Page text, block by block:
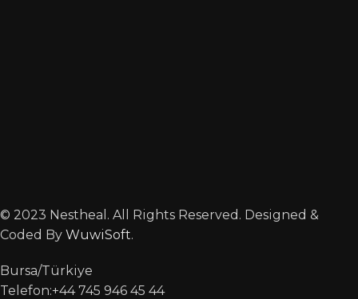
© 2023 Nestheal. All Rights Reserved. Designed &
Coded By WuwiSoft.
Bursa/Türkiye
Telefon:+44 745 946 45 44